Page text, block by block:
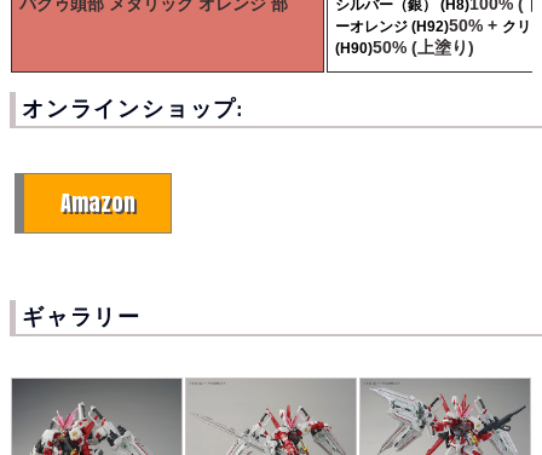
シルバー（銀） (H8)
ーオレンジ (H92)50% + クリ
(H90)50% (上塗り)
オンラインショップ:
Amazon
ギャラリー